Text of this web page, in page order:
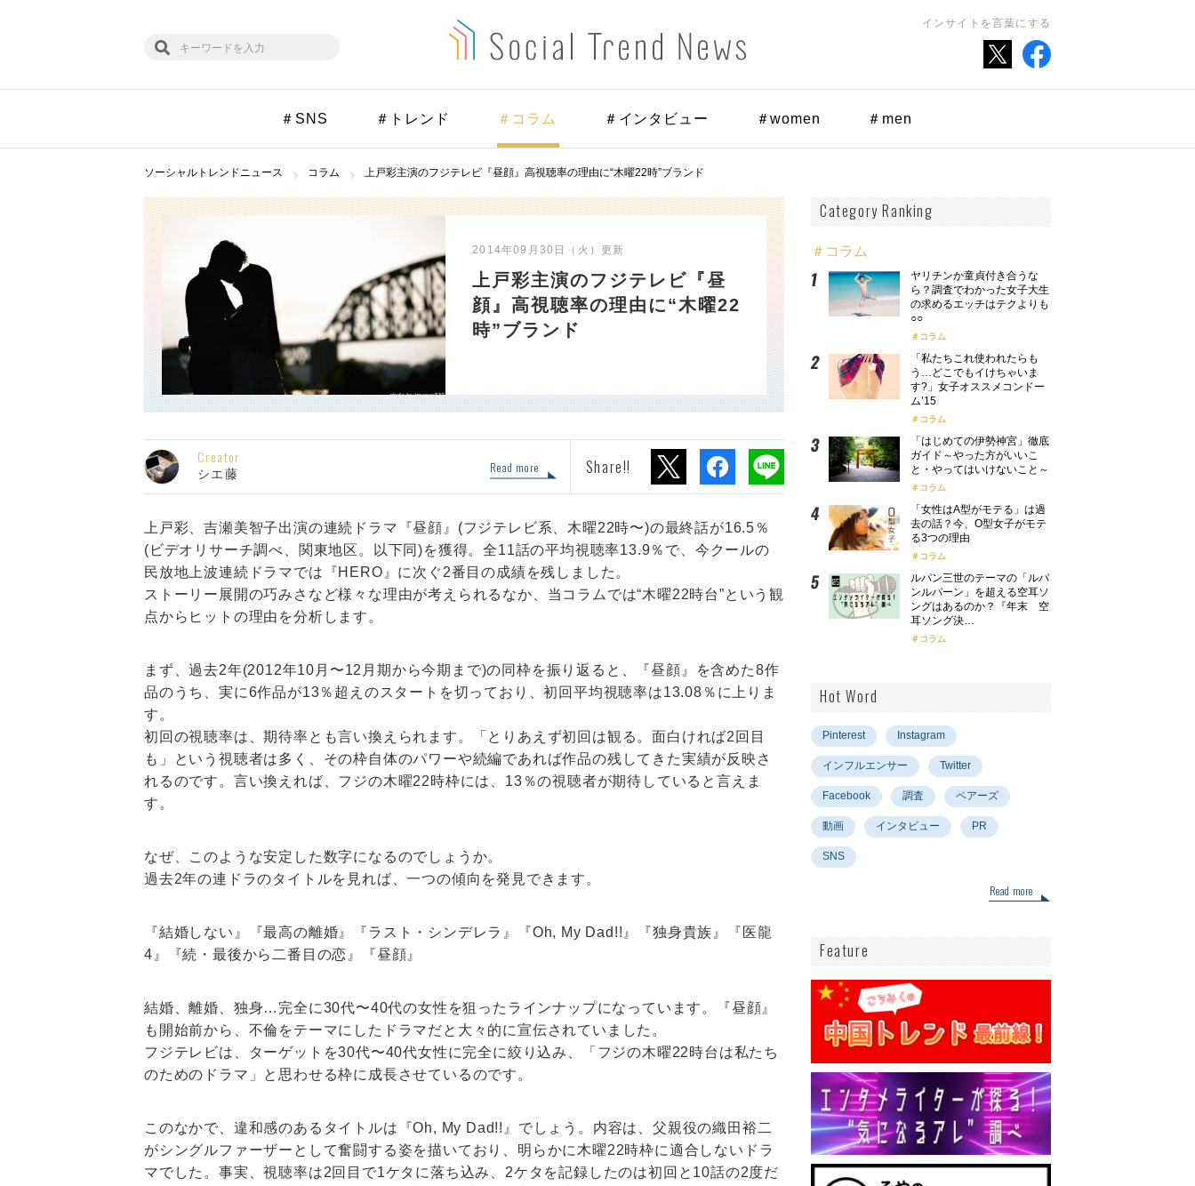
インサイトを言葉にする
＃SNS ＃トレンド ＃コラム ＃インタビュー ＃women ＃men
ソーシャルトレンドニュース コラム 上戸彩主演のフジテレビ『昼顔』高視聴率の理由に“木曜22時”ブランド
2014年09月30日（火）更新
上戸彩主演のフジテレビ『昼
顔』高視聴率の理由に“木曜22
時”ブランド
Creator
シエ藤 Read more Share!!
上戸彩、吉瀬美智子出演の連続ドラマ『昼顔』(フジテレビ系、木曜22時〜)の最終話が16.5％
(ビデオリサーチ調べ、関東地区。以下同)を獲得。全11話の平均視聴率13.9％で、今クールの
民放地上波連続ドラマでは『HERO』に次ぐ2番目の成績を残しました。
ストーリー展開の巧みさなど様々な理由が考えられるなか、当コラムでは“木曜22時台”という観
点からヒットの理由を分析します。
まず、過去2年(2012年10月〜12月期から今期まで)の同枠を振り返ると、『昼顔』を含めた8作
品のうち、実に6作品が13％超えのスタートを切っており、初回平均視聴率は13.08％に上りま
す。
初回の視聴率は、期待率とも言い換えられます。「とりあえず初回は観る。面白ければ2回目
も」という視聴者は多く、その枠自体のパワーや続編であれば作品の残してきた実績が反映さ
れるのです。言い換えれば、フジの木曜22時枠には、13％の視聴者が期待していると言えま
す。
なぜ、このような安定した数字になるのでしょうか。
過去2年の連ドラのタイトルを見れば、一つの傾向を発見できます。
『結婚しない』『最高の離婚』『ラスト・シンデレラ』『Oh, My Dad!!』『独身貴族』『医龍
4』『続・最後から二番目の恋』『昼顔』
結婚、離婚、独身…完全に30代〜40代の女性を狙ったラインナップになっています。『昼顔』
も開始前から、不倫をテーマにしたドラマだと大々的に宣伝されていました。
フジテレビは、ターゲットを30代〜40代女性に完全に絞り込み、「フジの木曜22時台は私たち
のためのドラマ」と思わせる枠に成長させているのです。
このなかで、違和感のあるタイトルは『Oh, My Dad!!』でしょう。内容は、父親役の織田裕二
がシングルファーザーとして奮闘する姿を描いており、明らかに木曜22時枠に適合しないドラ
マでした。事実、視聴率は2回目で1ケタに落ち込み、2ケタを記録したのは初回と10話の2度だ
Category Ranking
＃コラム
ヤリチンか童貞付き合うな
ら？調査でわかった女子大生
の求めるエッチはテクよりも
○○
コラム
「私たちこれ使われたらも
う…どこでもイけちゃいま
す?」女子オススメコンドー
ム’15
コラム
「はじめての伊勢神宮」徹底
ガイド～やった方がいいこ
と・やってはいけないこと～
コラム
「女性はA型がモテる」は過
去の話？今、O型女子がモテ
る3つの理由
コラム
ルパン三世のテーマの「ルパ
ンルパーン」を超える空耳ソ
ングはあるのか？『年末 空
耳ソング決…
コラム
Hot Word
Pinterest Instagram
インフルエンサー Twitter
Facebook 調査 ペアーズ
動画 インタビュー PR
SNS
Read more
Feature